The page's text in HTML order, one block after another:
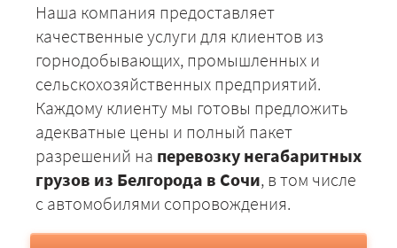
Наша компания предоставляет
качественные услуги для клиентов из
горнодобывающих, промышленных и
сельскохозяйственных предприятий.
Каждому клиенту мы готовы предложить
адекватные цены и полный пакет
разрешений на перевозку негабаритных
грузов из Белгорода в Сочи, в том числе
с автомобилями сопровождения.